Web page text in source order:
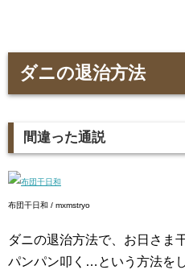
ダニの退治方法
間違った通説
布団干日和 / mxmstryo
ダニの退治方法で、お日さま
パンパン叩く…という方法を